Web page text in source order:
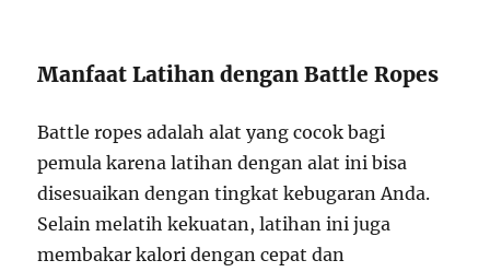
Manfaat Latihan dengan Battle Ropes
Battle ropes adalah alat yang cocok bagi
pemula karena latihan dengan alat ini bisa
disesuaikan dengan tingkat kebugaran Anda.
Selain melatih kekuatan, latihan ini juga
membakar kalori dengan cepat dan